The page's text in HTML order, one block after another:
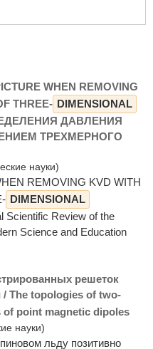
WHEN REMOVING
THREE- DIMENSIONAL
ДАВЛЕНИЯ
ТРЕХМЕРНОГО
науки)
REMOVING KVD WITH
DIMENSIONAL
Scientific Review of the
Science and Education
решеток
The topologies of two-
point magnetic dipoles
науки)
льду позитивно